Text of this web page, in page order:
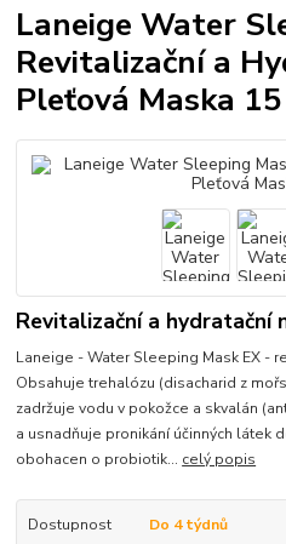
Laneige Water
Revitalizační a
Pleťová Maska
Revitalizační a hydratační
Laneige - Water Sleeping Mask EX -
Obsahuje trehalózu (disacharid z
zadržuje vodu v pokožce a skvalán
a usnadňuje pronikání účinných látek
obohacen o probiotik... celý popis
Dostupnost
Do 4 týdnů